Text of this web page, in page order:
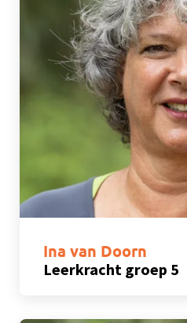
Ina van Doorn
Leerkracht groep 5